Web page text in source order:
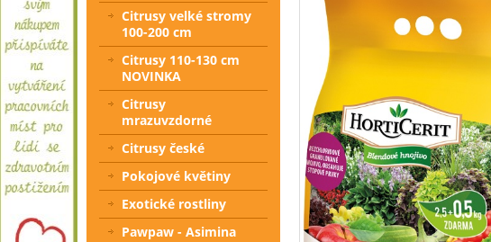
Citrusy velké stromy
100-200 cm
Citrusy 110-130 cm
NOVINKA
Citrusy
mrazuvzdorné
Citrusy české
Pokojové květiny
Exotické rostliny
Pawpaw - Asimina